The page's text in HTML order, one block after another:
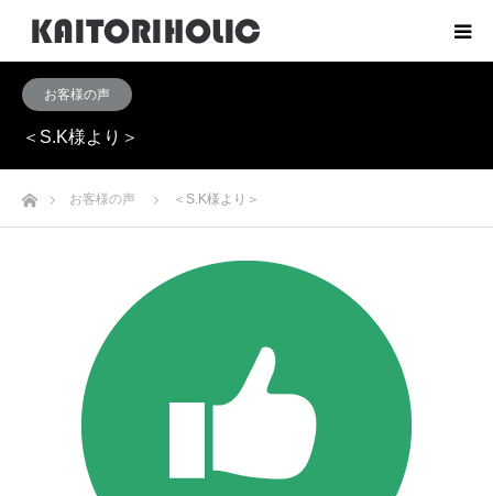
お客様の声
＜S.K様より＞
ホームお客様の声 ＜S.K様より＞